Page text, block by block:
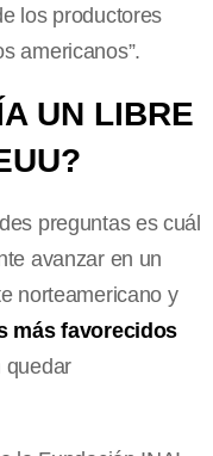
los productores
americanos”.
UN LIBRE
preguntas es cuál
avanzar en un
norteamericano y
más favorecidos
quedar